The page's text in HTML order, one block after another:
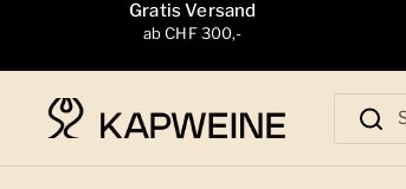
Zum Inhalt springenGratis Versand
ab CHF 300,-